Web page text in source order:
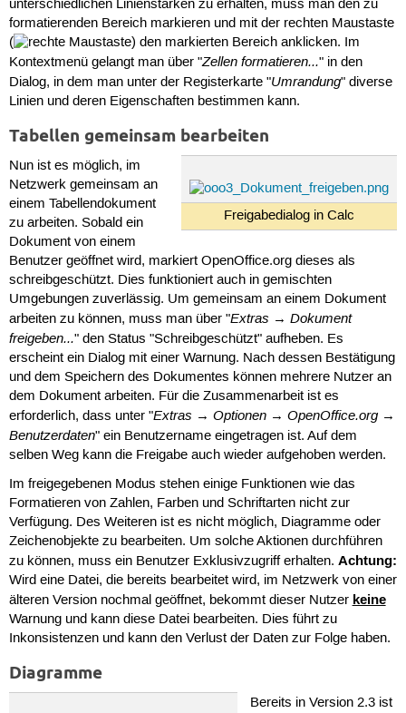
unterschiedlichen Linienstärken zu erhalten, muss man den zu
formatierenden Bereich markieren und mit der rechten Maustaste
(
) den markierten Bereich anklicken. Im
Kontextmenü gelangt man über "Zellen formatieren..." in den
Dialog, in dem man unter der Registerkarte "Umrandung" diverse
Linien und deren Eigenschaften bestimmen kann.
Tabellen gemeinsam bearbeiten
Freigabedialog in Calc
Nun ist es möglich, im
Netzwerk gemeinsam an
einem Tabellendokument
zu arbeiten. Sobald ein
Dokument von einem
Benutzer geöffnet wird, markiert OpenOffice.org dieses als
schreibgeschützt. Dies funktioniert auch in gemischten
Umgebungen zuverlässig. Um gemeinsam an einem Dokument
arbeiten zu können, muss man über "Extras → Dokument
freigeben..." den Status "Schreibgeschützt" aufheben. Es
erscheint ein Dialog mit einer Warnung. Nach dessen Bestätigung
und dem Speichern des Dokumentes können mehrere Nutzer an
dem Dokument arbeiten. Für die Zusammenarbeit ist es
erforderlich, dass unter "Extras → Optionen→ OpenOffice.org→
Benutzerdaten" ein Benutzername eingetragen ist. Auf dem
selben Weg kann die Freigabe auch wieder aufgehoben werden.
Im freigegebenen Modus stehen einige Funktionen wie das
Formatieren von Zahlen, Farben und Schriftarten nicht zur
Verfügung. Des Weiteren ist es nicht möglich, Diagramme oder
Zeichenobjekte zu bearbeiten. Um solche Aktionen durchführen
zu können, muss ein Benutzer Exklusivzugriff erhalten. Achtung:
Wird eine Datei, die bereits bearbeitet wird, im Netzwerk von einer
älteren Version nochmal geöffnet, bekommt dieser Nutzer keine
Warnung und kann diese Datei bearbeiten. Dies führt zu
Inkonsistenzen und kann den Verlust der Daten zur Folge haben.
Diagramme
Bereits in Version 2.3 ist